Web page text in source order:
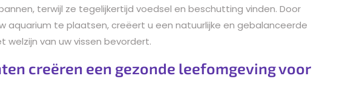
terwijl ze tegelijkertijd voedsel en beschutting vinden. Door
aquarium te plaatsen, creëert u een natuurlijke en gebalanceerde
welzijn van uw vissen bevordert.
creëren een gezonde leefomgeving voor